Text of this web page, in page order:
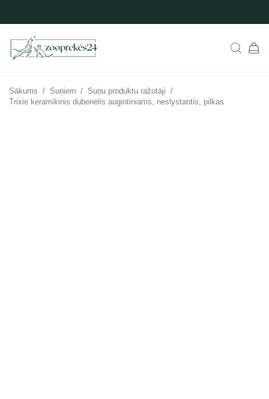
Sākums / Suņiem / Suņu produktu ražotāji /
Trixie keramikinis dubenėlis augintiniams, neslystantis, pilkas